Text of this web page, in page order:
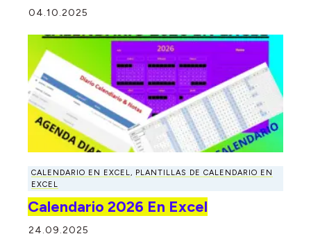
04.10.2025
CALENDARIO EN EXCEL, PLANTILLAS DE CALENDARIO EN
EXCEL
Calendario 2026 En Excel
24.09.2025